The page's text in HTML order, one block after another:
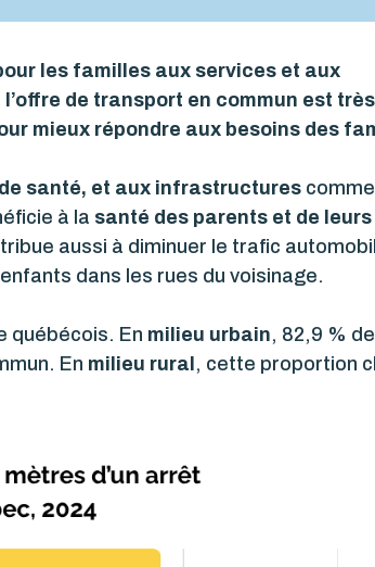
les familles aux services et aux
de transport en commun est très
mieux répondre aux besoins des
santé, et aux infrastructures
à la santé des parents et de leurs
aussi à diminuer le trafic
dans les rues du voisinage.
québécois. En milieu urbain, 82,9 %
En milieu rural, cette proportion